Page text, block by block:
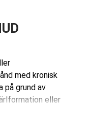
med kronisk
på grund av
eller
Rodnaden